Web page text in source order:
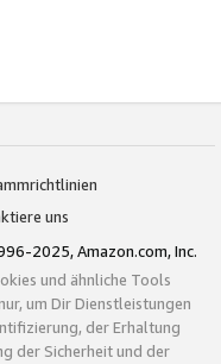
uns
2025, Amazon.com, Inc.
und ähnliche Tools
um Dir Dienstleistungen
der Erhaltung
der Sicherheit und der